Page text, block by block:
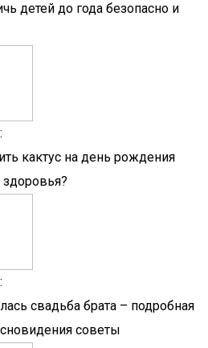
детей до года безопасно и
кактус на день рождения
свадьба брата – подробная
советы